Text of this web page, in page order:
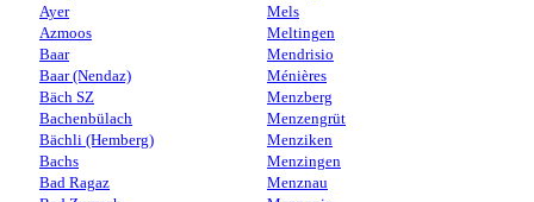
Ayer
Azmoos
Baar
Baar (Nendaz)
Bäch SZ
Bachenbülach
Bächli (Hemberg)
Bachs
Bad Ragaz
Mels
Meltingen
Mendrisio
Ménières
Menzberg
Menzengrüt
Menziken
Menzingen
Menznau